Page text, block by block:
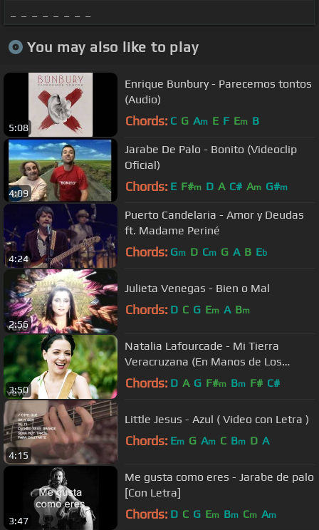
You may also like to play
5:08
Enrique Bunbury - Parecemos tontos
(Audio)
Chords: C G Am E F Em B
4:09
Jarabe De Palo - Bonito (Videoclip
Oficial)
Chords: E F#m D A C# Am G#m
4:24
Puerto Candelaria - Amor y Deudas
ft. Madame Periné
Chords: Gm D Cm G A B Eb
2:56
Julieta Venegas - Bien o Mal
Chords: D C G Em A Bm
3:50
Natalia Lafourcade - Mi Tierra
Veracruzana (En Manos de Los
Macorinos)
Chords: D A G F#m Bm F# C#
4:15
Little Jesus - Azul ( Video con Letra )
Chords: Em G Am C Bm D A
3:47
Me gusta como eres - Jarabe de palo
[Con Letra]
Chords: D C G Em Bm Cm Am